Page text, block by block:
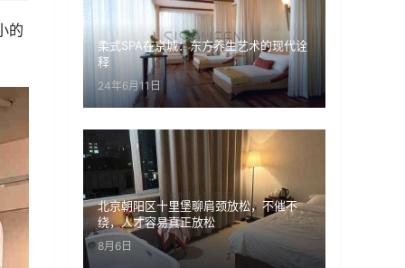
的
柔式SPA在京城：东方养生艺术的现代诠
释
24年6月11日
北京朝阳区十里堡聊肩颈放松，不催不
绕，人才容易真正放松
8月6日